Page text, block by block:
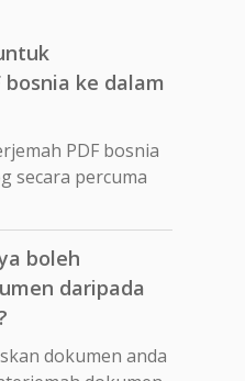
ke dalam
PDF bosnia
secara percuma
boleh
daripada
dokumen anda